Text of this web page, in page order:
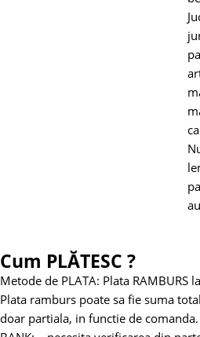
Cum PLĂTESC ?
Metode de PLATA: Plata RAMBURS
Plata ramburs poate sa fie suma
doar partiala, in functie de comanda.